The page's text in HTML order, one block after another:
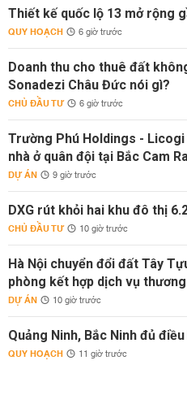
Thiết kế quốc lộ 13 mở rộng
QUY HOẠCH 6 giờ trước
Doanh thu cho thuê đất
Sonadezi Châu Đức nói gì?
CHỦ ĐẦU TƯ 6 giờ trước
Trường Phú Holdings - Licogi
nhà ở quân đội tại Bắc Cam
DỰ ÁN 9 giờ trước
DXG rút khỏi hai khu đô thị
CHỦ ĐẦU TƯ 10 giờ trước
Hà Nội chuyển đổi đất Tây
phòng kết hợp dịch vụ
DỰ ÁN 10 giờ trước
Quảng Ninh, Bắc Ninh đủ
QUY HOẠCH 11 giờ trước